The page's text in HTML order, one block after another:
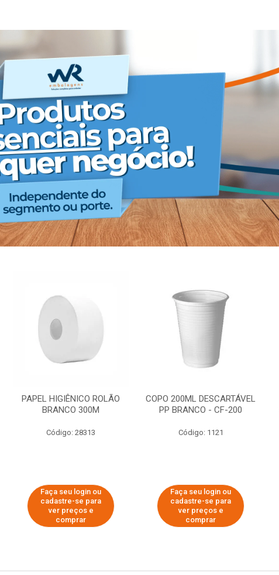
PAPEL HIGIÊNICO ROLÃO
BRANCO 300M
Código: 28313
Faça seu login ou
cadastre-se para
ver preços e
comprar
COPO 200ML DESCARTÁVEL
PP BRANCO - CF-200
Código: 1121
Faça seu login ou
cadastre-se para
ver preços e
comprar